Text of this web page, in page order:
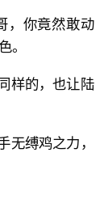
，你竟然敢动
。
样的，也让陆
无缚鸡之力，